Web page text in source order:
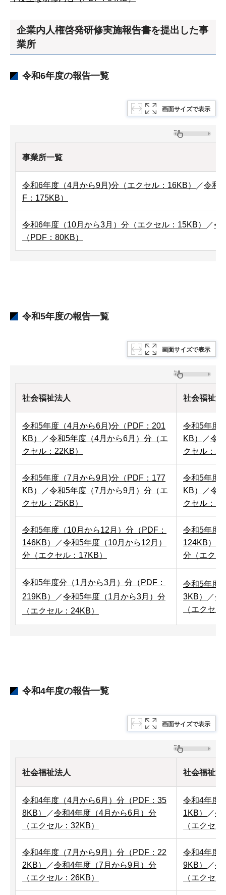
企業内人権啓発研修実施報告書を提出した事
業所
令和6年度の報告一覧
画面サイズで表示
事業所一覧
令和6年度（4月から9月)分（エクセル：16KB） ／令和
F：175KB）
令和6年度（10月から3月）分（エクセル：15KB） ／令
（PDF：80KB）
令和5年度の報告一覧
画面サイズで表示
社会福祉法人 社会福祉法
令和5年度（4月から6月)分（PDF：201
KB）
／令和5年度（4月から6月）分（エ
クセル：22KB）
令和5年度
KB）
／令
クセル：
令和5年度（7月から9月)分（PDF：177
KB）
／令和5年度（7月から9月）分（エ
クセル：25KB）
令和5年度
KB）
／令
クセル：
令和5年度（10月から12月）分（PDF：
146KB）
／令和5年度（10月から12月）
分（エクセル：17KB）
令和5年度
124KB）
分（エクセ
令和5年度分（1月から3月）分（PDF：
219KB）
／令和5年度（1月から3月）分
（エクセル：24KB）
令和5年度
3KB）
／令
（エクセ
令和4年度の報告一覧
画面サイズで表示
社会福祉法人 社会福祉法
令和4年度（4月から6月）分（PDF：35
8KB）
／令和4年度（4月から6月）分
（エクセル：32KB）
令和4年度
1KB）
／令
（エクセ
令和4年度（7月から9月）分（PDF：22
2KB）
／令和4年度（7月から9月）分
（エクセル：26KB）
令和4年度
9KB）
／令
（エクセ